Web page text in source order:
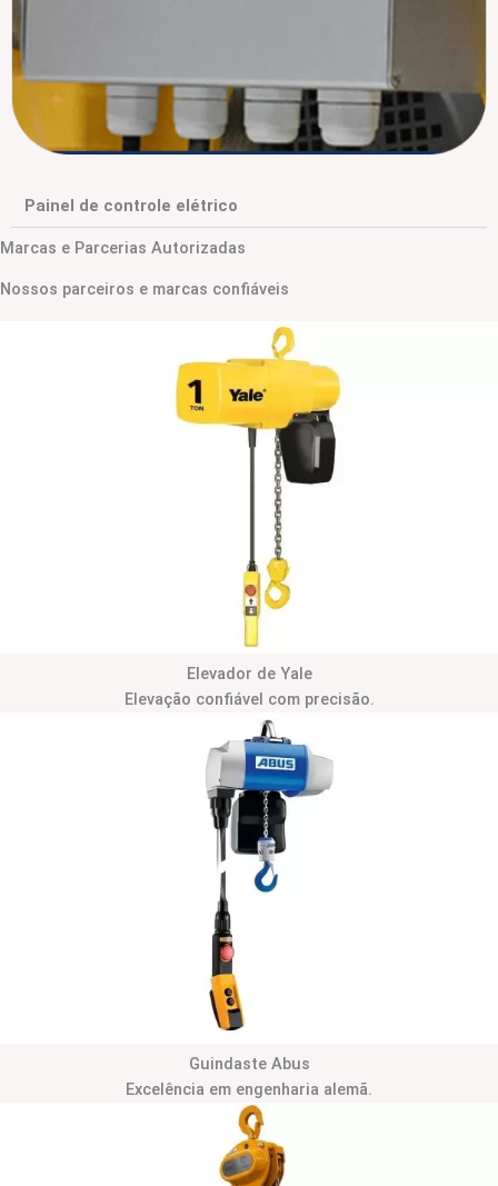
Painel de controle elétrico
Marcas e Parcerias Autorizadas
Nossos parceiros e marcas confiáveis
Elevador de Yale
Elevação confiável com precisão.
Guindaste Abus
Excelência em engenharia alemã.